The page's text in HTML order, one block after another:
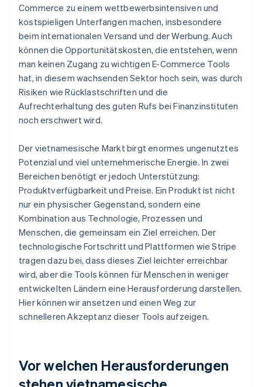
Commerce zu einem wettbewerbsintensiven und
kostspieligen Unterfangen machen, insbesondere
beim internationalen Versand und der Werbung. Auch
können die Opportunitätskosten, die entstehen, wenn
man keinen Zugang zu wichtigen E-Commerce Tools
hat, in diesem wachsenden Sektor hoch sein, was durch
Risiken wie Rücklastschriften und die
Aufrechterhaltung des guten Rufs bei Finanzinstituten
noch erschwert wird.
Der vietnamesische Markt birgt enormes ungenutztes
Potenzial und viel unternehmerische Energie. In zwei
Bereichen benötigt er jedoch Unterstützung:
Produktverfügbarkeit und Preise. Ein Produkt ist nicht
nur ein physischer Gegenstand, sondern eine
Kombination aus Technologie, Prozessen und
Menschen, die gemeinsam ein Ziel erreichen. Der
technologische Fortschritt und Plattformen wie Stripe
tragen dazu bei, dass dieses Ziel leichter erreichbar
wird, aber die Tools können für Menschen in weniger
entwickelten Ländern eine Herausforderung darstellen.
Hier können wir ansetzen und einen Weg zur
schnelleren Akzeptanz dieser Tools aufzeigen.
Vor welchen Herausforderungen